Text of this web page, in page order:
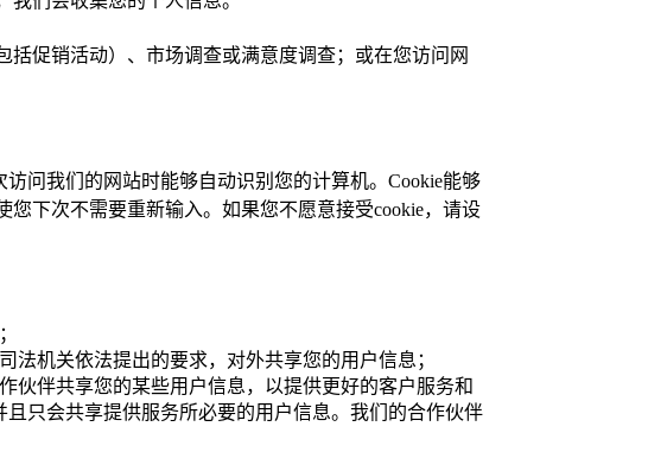
促销活动）、市场调查或满意度调查；或在您访问网
问我们的网站时能够自动识别您的计算机。Cookie能够
下次不需要重新输入。如果您不愿意接受cookie，请设
机关依法提出的要求，对外共享您的用户信息；
伙伴共享您的某些用户信息，以提供更好的客户服务和
只会共享提供服务所必要的用户信息。我们的合作伙伴